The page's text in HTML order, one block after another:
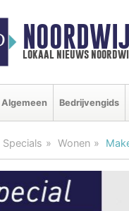
lokaal nieuws
Algemeen Bedrijvengids
Specials Wonen